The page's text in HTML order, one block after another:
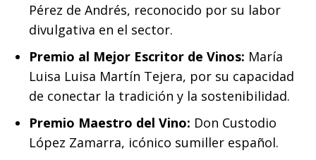
Pérez de Andrés, reconocido por su labor
divulgativa en el sector.
Premio al Mejor Escritor de Vinos: María
Luisa Luisa Martín Tejera, por su capacidad
de conectar la tradición y la sostenibilidad.
Premio Maestro del Vino: Don Custodio
López Zamarra, icónico sumiller español.